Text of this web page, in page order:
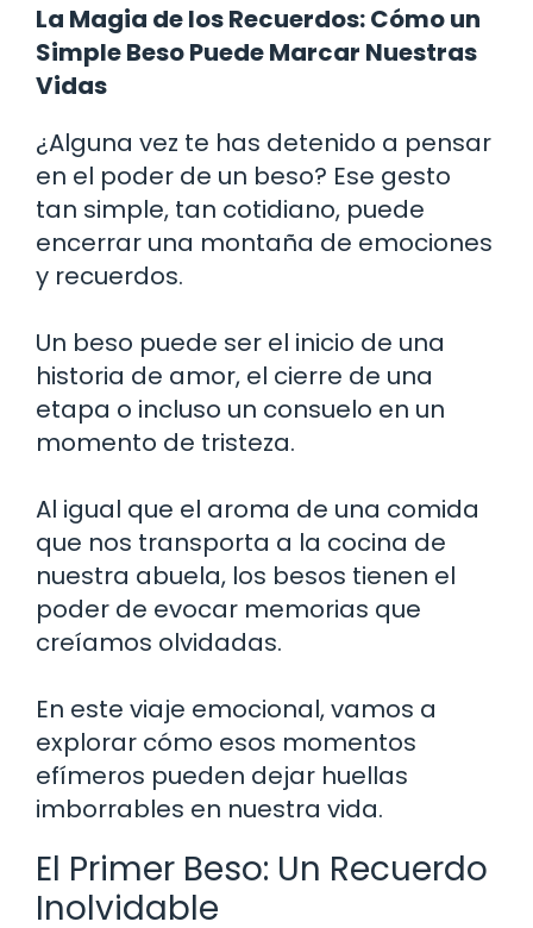
La Magia de los Recuerdos: Cómo un
Simple Beso Puede Marcar Nuestras
Vidas
¿Alguna vez te has detenido a pensar
en el poder de un beso? Ese gesto
tan simple, tan cotidiano, puede
encerrar una montaña de emociones
y recuerdos.
Un beso puede ser el inicio de una
historia de amor, el cierre de una
etapa o incluso un consuelo en un
momento de tristeza.
Al igual que el aroma de una comida
que nos transporta a la cocina de
nuestra abuela, los besos tienen el
poder de evocar memorias que
creíamos olvidadas.
En este viaje emocional, vamos a
explorar cómo esos momentos
efímeros pueden dejar huellas
imborrables en nuestra vida.
El Primer Beso: Un Recuerdo
Inolvidable